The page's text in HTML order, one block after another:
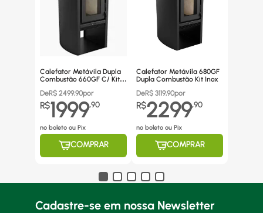
Calefator Metávila Dupla
Combustão 660GF C/ Kit
DeR$ 2499,90por
R$1999,90
no boleto ou Pix
COMPRAR
Calefator Metávila 680GF
Dupla Combustão Kit Inox
DeR$ 3119,90por
R$2299,90
no boleto ou Pix
COMPRAR
Cadastre-se em nossa Newsletter